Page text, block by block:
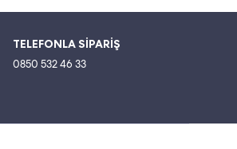
TELEFONLA SİPARİŞ
0850 532 46 33